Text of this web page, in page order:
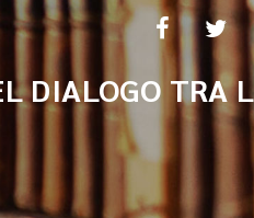
DIALOGO TRA